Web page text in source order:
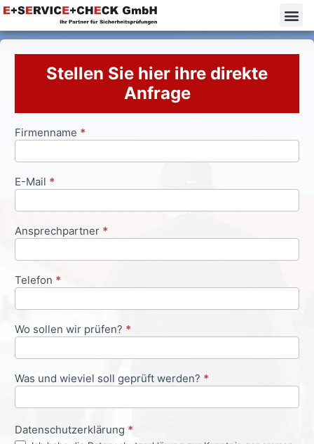
Stellen Sie hier ihre direkte
Anfrage
Anfrageformular
Firmenname *
E-Mail *
Ansprechpartner *
Telefon *
Wo sollen wir prüfen? *
Was und wieviel soll geprüft werden? *
Datenschutzerklärung *